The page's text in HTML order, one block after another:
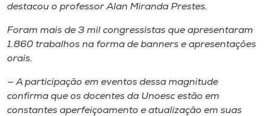
destacou o professor Alan Miranda Prestes.
Foram mais de 3 mil congressistas que apresentaram
1.860 trabalhos na forma de banners e apresentações
orais.
— A participação em eventos dessa magnitude
confirma que os docentes da Unoesc estão em
constantes aperfeiçoamento e atualização em suas